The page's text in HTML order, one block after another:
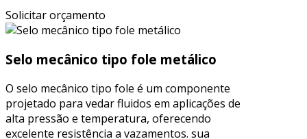
Solicitar orçamento
Selo mecânico tipo fole metálico
O selo mecânico tipo fole é um componente
projetado para vedar fluidos em aplicações de
alta pressão e temperatura, oferecendo
excelente resistência a vazamentos. sua